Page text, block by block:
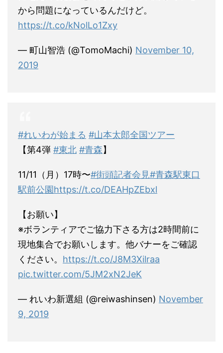
から問題になっているんだけど。
https://t.co/kNolLo1Zxy
— 町山智浩 (@TomoMachi) November 10,
2019
#れいわが始まる #山本太郎全国ツアー
【第4弾 #東北 #青森】
11/11（月）17時〜#街頭記者会見#青森駅東口
駅前公園https://t.co/DEAHpZEbxl
【お願い】
※ボランティアでご協力下さる方は2時間前に
現地集合でお願いします。他バナーをご確認
ください。 https://t.co/J8M3Xilraa
pic.twitter.com/5JM2xN2JeK
— れいわ新選組 (@reiwashinsen) November
9, 2019